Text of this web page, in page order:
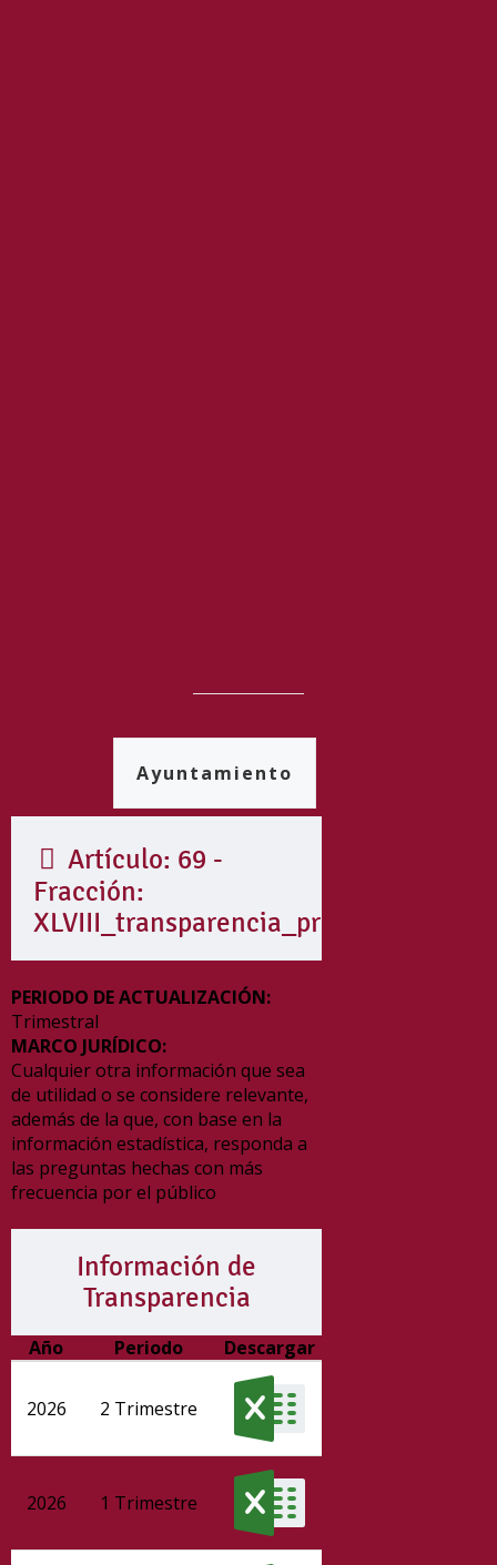
Ayuntamiento
Artículo: 69 -
Fracción:
XLVIII_transparencia_proactiva
PERIODO DE ACTUALIZACIÓN:
Trimestral
MARCO JURÍDICO:
Cualquier otra información que sea
de utilidad o se considere relevante,
además de la que, con base en la
información estadística, responda a
las preguntas hechas con más
frecuencia por el público
Información de
Transparencia
Año Periodo Descargar
2026 2 Trimestre
2026 1 Trimestre